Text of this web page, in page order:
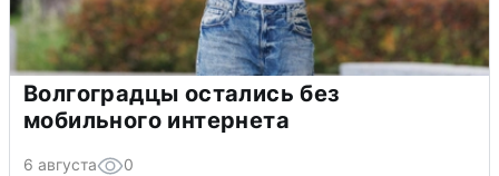
Волгоградцы остались без
мобильного интернета
6 августа 0